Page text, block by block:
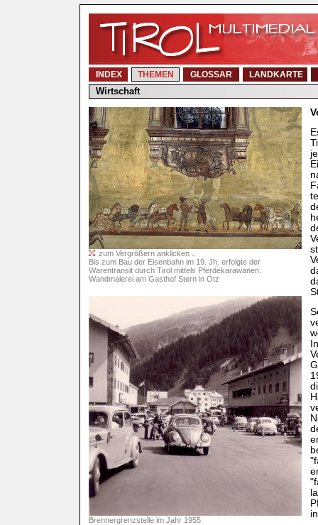
INDEX THEMEN GLOSSAR LANDKARTE
Wirtschaft
zum Vergrößern anklicken ..
Bis zum Bau der Eisenbahn im 19. Jh. erfolgte der
Warentransit durch Tirol mittels Pferdekarawanen.
Wandmalerei am Gasthof Stern in Ötz
Brennergrenzstelle im Jahr 1955